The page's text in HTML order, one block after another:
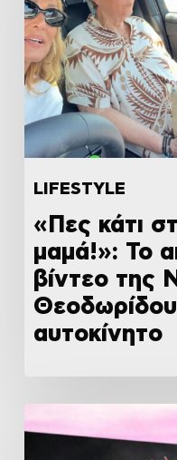
LIFESTYLE
«Πες κάτι
μαμά!»: Το
βίντεο της
αυτοκίνητο